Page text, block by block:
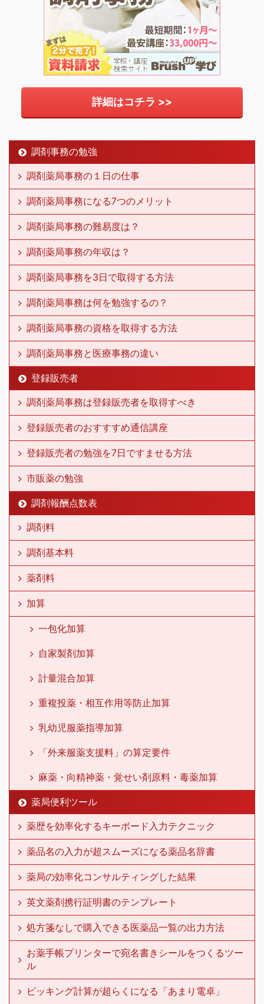
詳細はコチラ >>
調剤事務の勉強
調剤薬局事務の１日の仕事
調剤薬局事務になる7つのメリット
調剤薬局事務の難易度は？
調剤薬局事務の年収は？
調剤薬局事務を3日で取得する方法
調剤薬局事務は何を勉強するの？
調剤薬局事務の資格を取得する方法
調剤薬局事務と医療事務の違い
登録販売者
調剤薬局事務は登録販売者を取得すべき
登録販売者のおすすすめ通信講座
登録販売者の勉強を7日ですませる方法
市販薬の勉強
調剤報酬点数表
調剤料
調剤基本料
薬剤料
加算
一包化加算
自家製剤加算
計量混合加算
重複投薬・相互作用等防止加算
乳幼児服薬指導加算
「外来服薬支援料」の算定要件
麻薬・向精神薬・覚せい剤原料・毒薬加算
薬局便利ツール
薬歴を効率化するキーボード入力テクニック
薬品名の入力が超スムーズになる薬品名辞書
薬局の効率化コンサルティングした結果
英文薬剤携行証明書のテンプレート
処方箋なしで購入できる医薬品一覧の出力方法
お薬手帳プリンターで宛名書きシールをつくるツー
ル
ピッキング計算が超らくになる「あまり電卓」